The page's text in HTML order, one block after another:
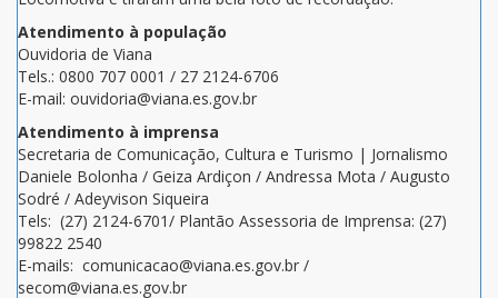
Atendimento à população
Ouvidoria de Viana
Tels.: 0800 707 0001 / 27 2124-6706
E-mail: ouvidoria@viana.es.gov.br
Atendimento à imprensa
Secretaria de Comunicação, Cultura e Turismo | Jornalismo
Daniele Bolonha / Geiza Ardiçon / Andressa Mota / Augusto
Sodré / Adeyvison Siqueira
Tels: (27) 2124-6701/ Plantão Assessoria de Imprensa: (27)
99822 2540
E-mails: comunicacao@viana.es.gov.br /
secom@viana.es.gov.br